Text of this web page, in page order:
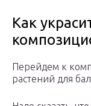
Как
Перейдем к
растений для